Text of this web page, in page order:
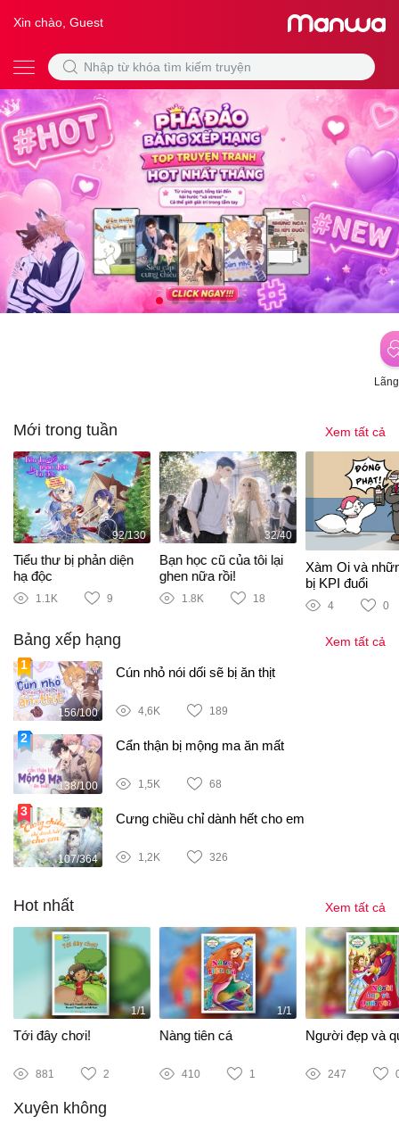
Xin chào, Guest
Mới trong tuần Xem tất cả
92/130
Tiểu thư bị phản diện
hạ độc
1.1K 9
32/40
Bạn học cũ của tôi lại
ghen nữa rồi!
1.8K 18
Xàm Oi và
bị KPI đuổi
4 0
Bảng xếp hạng Xem tất cả
156/100
Cún nhỏ nói dối sẽ bị ăn thịt
4,6K 189
138/100
Cẩn thận bị mộng ma ăn mất
1,5K 68
107/364
Cưng chiều chỉ dành hết cho em
1,2K 326
Hot nhất Xem tất cả
1/1
Tới đây chơi!
881 2
1/1
Nàng tiên cá
410 1
Người đẹp và
247
Xuyên không